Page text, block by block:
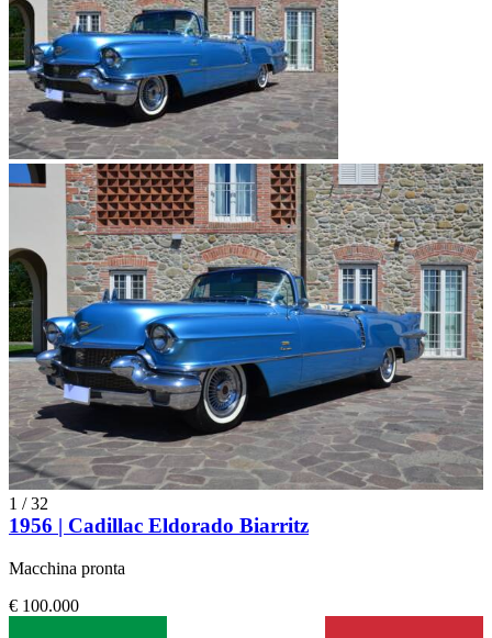
1 /32
1956 | Cadillac Eldorado Biarritz
Macchina pronta
€ 100.000